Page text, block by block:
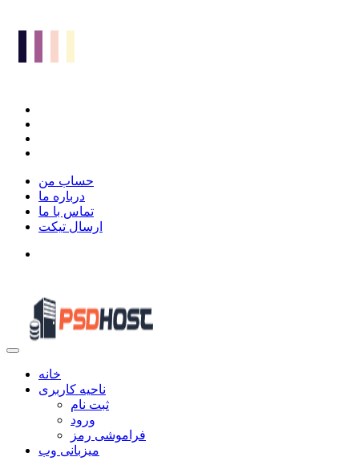
حساب من
درباره ما
تماس با ما
ارسال تیکت
خانه
ناحیه کاربری
ثبت نام
ورود
فراموشی رمز
میزبانی وب